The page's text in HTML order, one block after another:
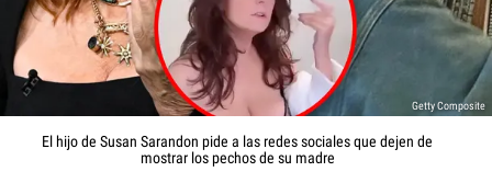
Getty Composite
El hijo de Susan Sarandon pide a las redes sociales que dejen de
mostrar los pechos de su madre